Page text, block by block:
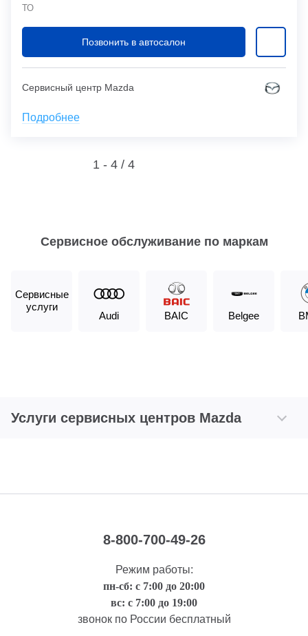
ТО
Позвонить в автосалон
Сервисный центр Mazda
Подробнее
1 - 4 / 4
Сервисное обслуживание по маркам
Сервисные
услуги
Audi BAIC Belgee
Услуги сервисных центров Mazda
8-800-700-49-26
Режим работы:
пн-сб: с 7:00 до 20:00
вс: с 7:00 до 19:00
звонок по России бесплатный